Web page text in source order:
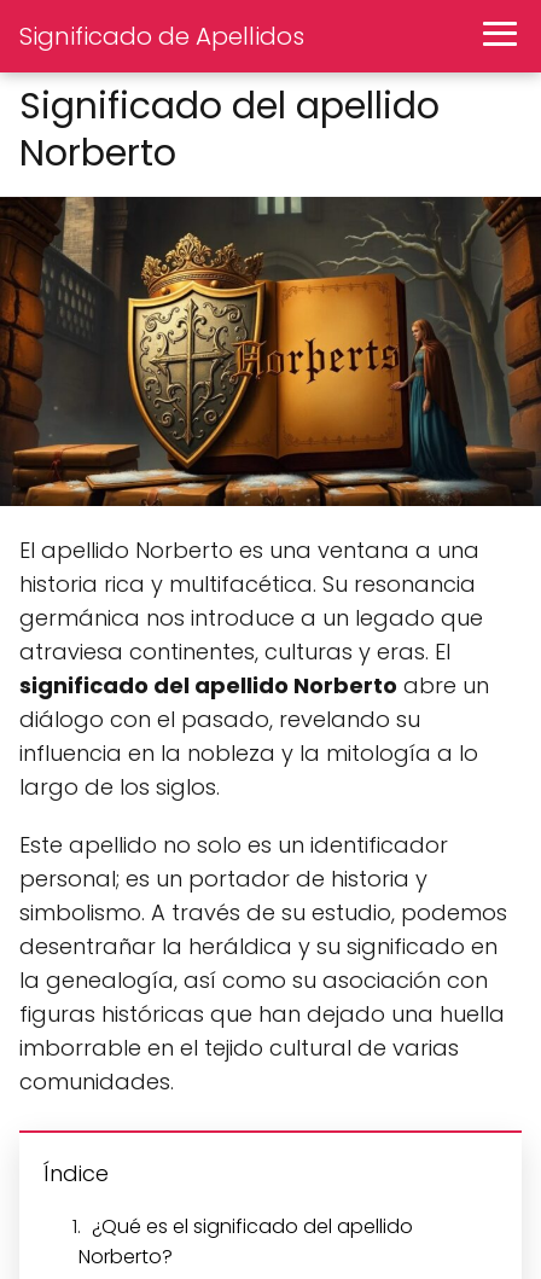
Significado de Apellidos
Significado del apellido
Norberto
El apellido Norberto es una ventana a una
historia rica y multifacética. Su resonancia
germánica nos introduce a un legado que
atraviesa continentes, culturas y eras. El
significado del apellido Norberto abre un
diálogo con el pasado, revelando su
influencia en la nobleza y la mitología a lo
largo de los siglos.
Este apellido no solo es un identificador
personal; es un portador de historia y
simbolismo. A través de su estudio, podemos
desentrañar la heráldica y su significado en
la genealogía, así como su asociación con
figuras históricas que han dejado una huella
imborrable en el tejido cultural de varias
comunidades.
Índice
¿Qué es el significado del apellido
Norberto?